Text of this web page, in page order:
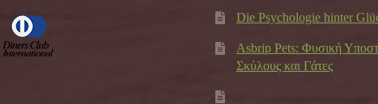
Die Psychologie hinter
Asbrip Pets: Φυσική
Σκύλους και Γάτες